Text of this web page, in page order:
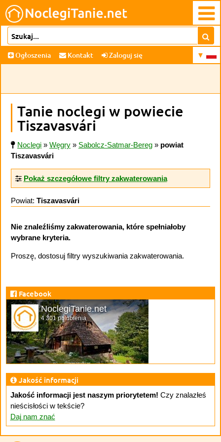
Ogłoszenia Kontakt Zaloguj się
Tanie noclegi w powiecie
Tiszavasvári
Noclegi » Węgry » Sabolcz-Satmar-Bereg » powiat
Tiszavasvári
Pokaż szczegółowe filtry zakwaterowania
Powiat: Tiszavasvári
Nie znaleźliśmy zakwaterowania, które spełniałoby
wybrane kryteria.
Proszę, dostosuj filtry wyszukiwania zakwaterowania.
Facebook
NoclegiTanie.net
4 301 polubienia
Jakość informacji
Jakość informacji jest naszym priorytetem! Czy znalazłeś
nieścisłości w tekście?
Daj nam znać